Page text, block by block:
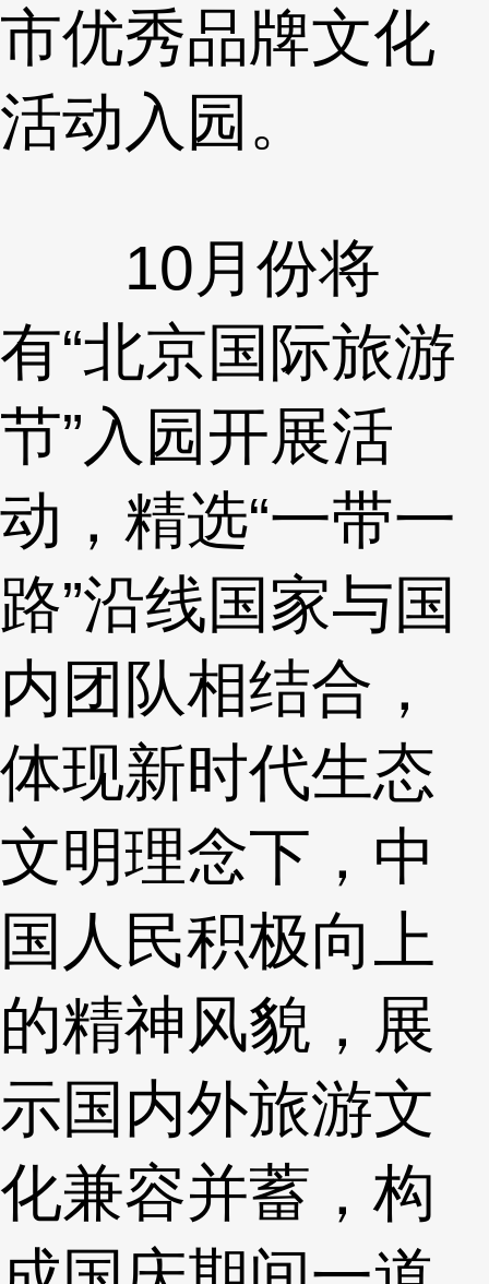
市优秀品牌文化
活动入园。
10月份将
有“北京国际旅游
节”入园开展活
动，精选“一带一
路”沿线国家与国
内团队相结合，
体现新时代生态
文明理念下，中
国人民积极向上
的精神风貌，展
示国内外旅游文
化兼容并蓄，构